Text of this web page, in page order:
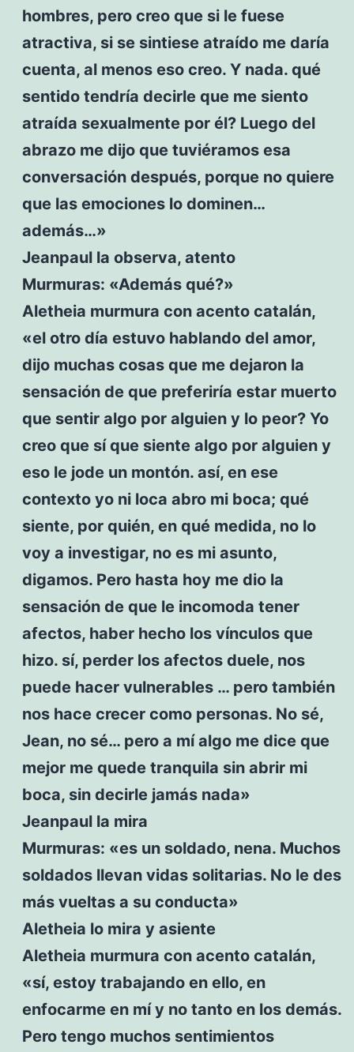
hombres, pero creo que si le fuese
atractiva, si se sintiese atraído me daría
cuenta, al menos eso creo. Y nada. qué
sentido tendría decirle que me siento
atraída sexualmente por él? Luego del
abrazo me dijo que tuviéramos esa
conversación después, porque no quiere
que las emociones lo dominen…
además…»
Jeanpaul la observa, atento
Murmuras: «Además qué?»
Aletheia murmura con acento catalán,
«el otro día estuvo hablando del amor,
dijo muchas cosas que me dejaron la
sensación de que preferiría estar muerto
que sentir algo por alguien y lo peor? Yo
creo que sí que siente algo por alguien y
eso le jode un montón. así, en ese
contexto yo ni loca abro mi boca; qué
siente, por quién, en qué medida, no lo
voy a investigar, no es mi asunto,
digamos. Pero hasta hoy me dio la
sensación de que le incomoda tener
afectos, haber hecho los vínculos que
hizo. sí, perder los afectos duele, nos
puede hacer vulnerables … pero también
nos hace crecer como personas. No sé,
Jean, no sé… pero a mí algo me dice que
mejor me quede tranquila sin abrir mi
boca, sin decirle jamás nada»
Jeanpaul la mira
Murmuras: «es un soldado, nena. Muchos
soldados llevan vidas solitarias. No le des
más vueltas a su conducta»
Aletheia lo mira y asiente
Aletheia murmura con acento catalán,
«sí, estoy trabajando en ello, en
enfocarme en mí y no tanto en los demás.
Pero tengo muchos sentimientos